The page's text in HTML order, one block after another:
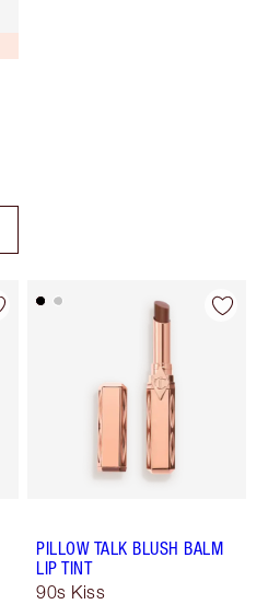
PILLOW TALK BLUSH BALM
LIP TINT
90s Kiss